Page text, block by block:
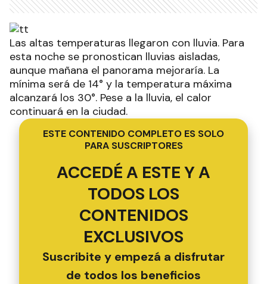
Las altas temperaturas llegaron con lluvia. Para
esta noche se pronostican lluvias aisladas,
aunque mañana el panorama mejoraría. La
mínima será de 14° y la temperatura máxima
alcanzará los 30°. Pese a la lluvia, el calor
continuará en la ciudad.
ESTE CONTENIDO COMPLETO ES SOLO
PARA SUSCRIPTORES
ACCEDÉ A ESTE Y A
TODOS LOS
CONTENIDOS
EXCLUSIVOS
Suscribite y empezá a disfrutar
de todos los beneficios